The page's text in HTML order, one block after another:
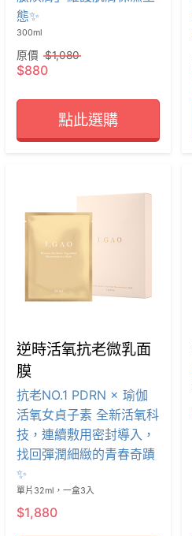
態✨
300ml
原價 $1,080
$880
點此選購
逆時活氧抗老微乳面
膜
抗老NO.1 PDRN × 瑜伽
活氧女貞子素 全新活氧科
技，連續敷用密封導入，
找回彈潤細緻的青春奇蹟
✨
單片32ml，一盒3入
$1,880